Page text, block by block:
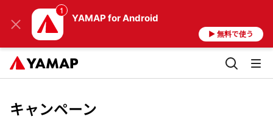
YAMAP for Android
▶ 無料で使う
キャンペーン